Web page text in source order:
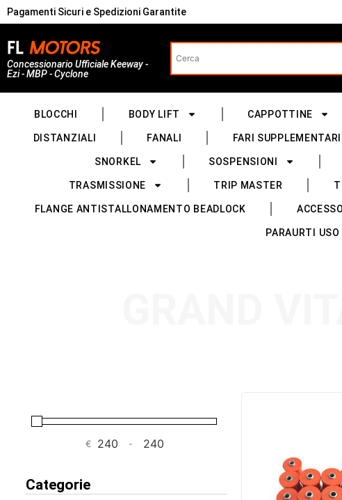
Pagamenti Sicuri e Spedizioni Garantite
Concessionario Ufficiale Keeway -
Ezi - MBP - Cyclone
BLOCCHI BODY LIFT CAPPOTTINE
DISTANZIALI FANALI FARI SUPPLEMENTARI
SNORKEL SOSPENSIONI
TRASMISSIONE TRIP MASTER
FLANGE ANTISTALLONAMENTO BEADLOCK
PARAURTI USO
€ Minimum Price
-Maximum Price
Categorie